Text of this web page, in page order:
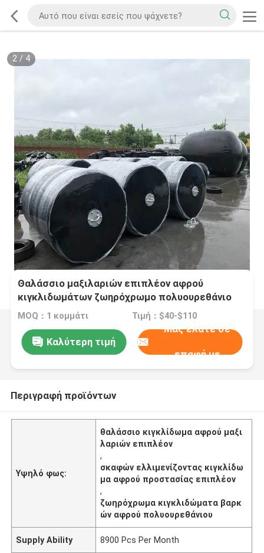
2/ 4
Θαλάσσιο μαξιλαριών επιπλέον αφρού
κιγκλιδωμάτων ζωηρόχρωμο πολυουρεθάνιο
προστασίας σκαφών ελλιμενίζοντας
MOQ：1 κομμάτι Τιμή：$40-$110
Καλύτερη τιμή
Μας ελάτε σε
επαφή με
Περιγραφή προϊόντων
Υψηλό φως:
θαλάσσιο κιγκλίδωμα αφρού μαξι
λαριών επιπλέον
,
σκαφών ελλιμενίζοντας κιγκλίδω
μα αφρού προστασίας επιπλέον
,
ζωηρόχρωμα κιγκλιδώματα βαρκ
ών αφρού πολυουρεθάνιου
Supply Ability 8900 Pcs Per Month